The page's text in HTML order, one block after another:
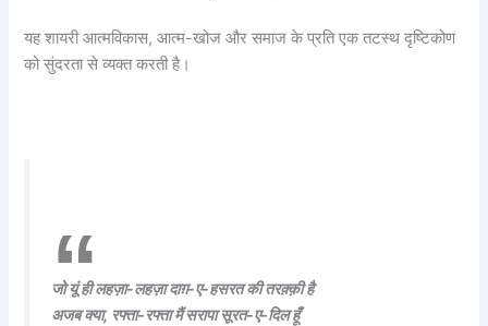
यह शायरी आत्मविकास, आत्म-खोज और समाज के प्रति एक तटस्थ दृष्टिकोण
को सुंदरता से व्यक्त करती है।
जो यूं ही लहज़ा-लहज़ा दाग़-ए-हसरत की तरक़्क़ी है
अजब क्या, रफ्ता-रफ्ता मैं सरापा सूरत-ए-दिल हूँ